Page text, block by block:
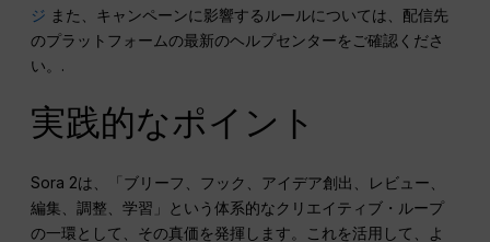
ジ また、キャンペーンに影響するルールについては、配信先
のプラットフォームの最新のヘルプセンターをご確認くださ
い。.
実践的なポイント
Sora 2は、「ブリーフ、フック、アイデア創出、レビュー、
編集、調整、学習」という体系的なクリエイティブ・ループ
の一環として、その真価を発揮します。これを活用して、よ